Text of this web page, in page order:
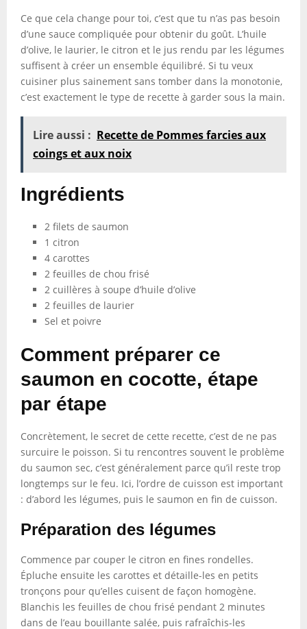
Ce que cela change pour toi, c’est que tu n’as pas besoin
d’une sauce compliquée pour obtenir du goût. L’huile
d’olive, le laurier, le citron et le jus rendu par les légumes
suffisent à créer un ensemble équilibré. Si tu veux
cuisiner plus sainement sans tomber dans la monotonie,
c’est exactement le type de recette à garder sous la main.
Lire aussi : Recette de Pommes farcies aux
coings et aux noix
Ingrédients
2 filets de saumon
1 citron
4 carottes
2 feuilles de chou frisé
2 cuillères à soupe d’huile d’olive
2 feuilles de laurier
Sel et poivre
Comment préparer ce
saumon en cocotte, étape
par étape
Concrètement, le secret de cette recette, c’est de ne pas
surcuire le poisson. Si tu rencontres souvent le problème
du saumon sec, c’est généralement parce qu’il reste trop
longtemps sur le feu. Ici, l’ordre de cuisson est important
: d’abord les légumes, puis le saumon en fin de cuisson.
Préparation des légumes
Commence par couper le citron en fines rondelles.
Épluche ensuite les carottes et détaille-les en petits
tronçons pour qu’elles cuisent de façon homogène.
Blanchis les feuilles de chou frisé pendant 2 minutes
dans de l’eau bouillante salée, puis rafraîchis-les